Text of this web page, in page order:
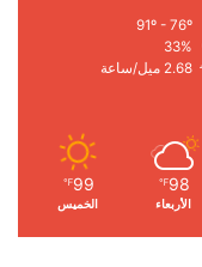
33%
2.68 ميل/ساعة
98
℉
الأربعاء
99
℉
الخميس